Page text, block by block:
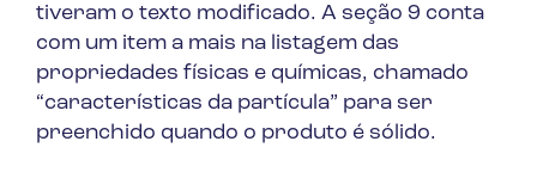
tiveram o texto modificado. A seção 9 conta
com um item a mais na listagem das
propriedades físicas e químicas, chamado
“características da partícula” para ser
preenchido quando o produto é sólido.